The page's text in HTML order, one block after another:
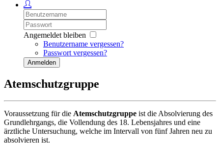
Angemeldet bleiben
Benutzername vergessen?
Passwort vergessen?
Anmelden
Atemschutzgruppe
Voraussetzung für die Atemschutzgruppe ist die Absolvierung des
Grundlehrgangs, die Vollendung des 18. Lebensjahres und eine
ärztliche Untersuchung, welche im Intervall von fünf Jahren neu zu
absolvieren ist.